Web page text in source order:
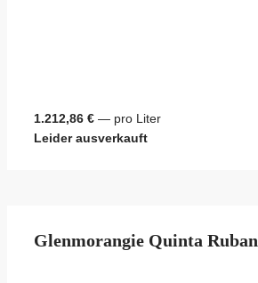
1.212,86 € — pro Liter
Leider ausverkauft
Glenmorangie Quinta Ruban